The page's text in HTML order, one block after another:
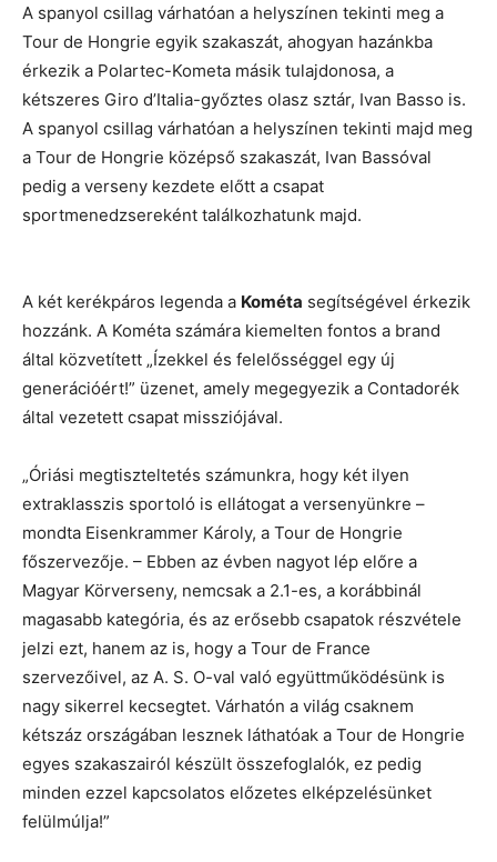
A spanyol csillag várhatóan a helyszínen tekinti meg a
Tour de Hongrie egyik szakaszát, ahogyan hazánkba
érkezik a Polartec-Kometa másik tulajdonosa, a
kétszeres Giro d’Italia-győztes olasz sztár, Ivan Basso is.
A spanyol csillag várhatóan a helyszínen tekinti majd meg
a Tour de Hongrie középső szakaszát, Ivan Bassóval
pedig a verseny kezdete előtt a csapat
sportmenedzsereként találkozhatunk majd.
A két kerékpáros legenda a Kométa segítségével érkezik
hozzánk. A Kométa számára kiemelten fontos a brand
által közvetített „Ízekkel és felelősséggel egy új
generációért!” üzenet, amely megegyezik a Contadorék
által vezetett csapat missziójával.
„Óriási megtiszteltetés számunkra, hogy két ilyen
extraklasszis sportoló is ellátogat a versenyünkre –
mondta Eisenkrammer Károly, a Tour de Hongrie
főszervezője. – Ebben az évben nagyot lép előre a
Magyar Körverseny, nemcsak a 2.1-es, a korábbinál
magasabb kategória, és az erősebb csapatok részvétele
jelzi ezt, hanem az is, hogy a Tour de France
szervezőivel, az A. S. O-val való együttműködésünk is
nagy sikerrel kecsegtet. Várhatón a világ csaknem
kétszáz országában lesznek láthatóak a Tour de Hongrie
egyes szakaszairól készült összefoglalók, ez pedig
minden ezzel kapcsolatos előzetes elképzelésünket
felülmúlja!”